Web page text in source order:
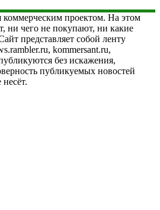
коммерческим проектом. На этом
ни чего не покупают, ни какие
представляет собой ленту
kommersant.ru,
без искажения,
публикуемых новостей